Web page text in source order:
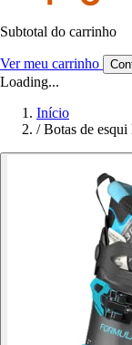
Subtotal do carrinho
Ver meu carrinho
Loading...
Início
/ Botas de